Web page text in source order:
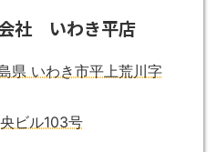
社 いわき平店
県 いわき市平上荒川字
ビル103号